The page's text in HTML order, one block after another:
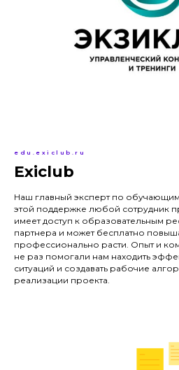
edu.exiclub.ru
Exiclub
Наш главный эксперт по
этой поддержке любой сотрудник
имеет доступ к образовательным
партнера и может бесплатно
профессионально расти. Опыт и
не раз помогали нам находить
ситуаций и создавать рабочие
реализации проекта.